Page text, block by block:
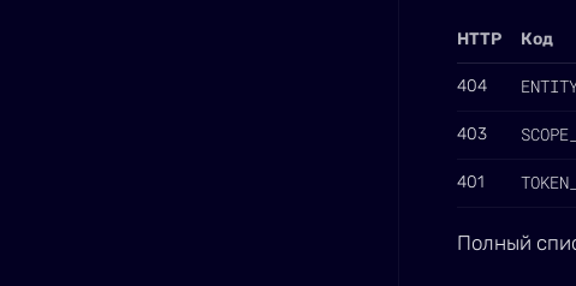
HTTP Код
404
403
401
Полный